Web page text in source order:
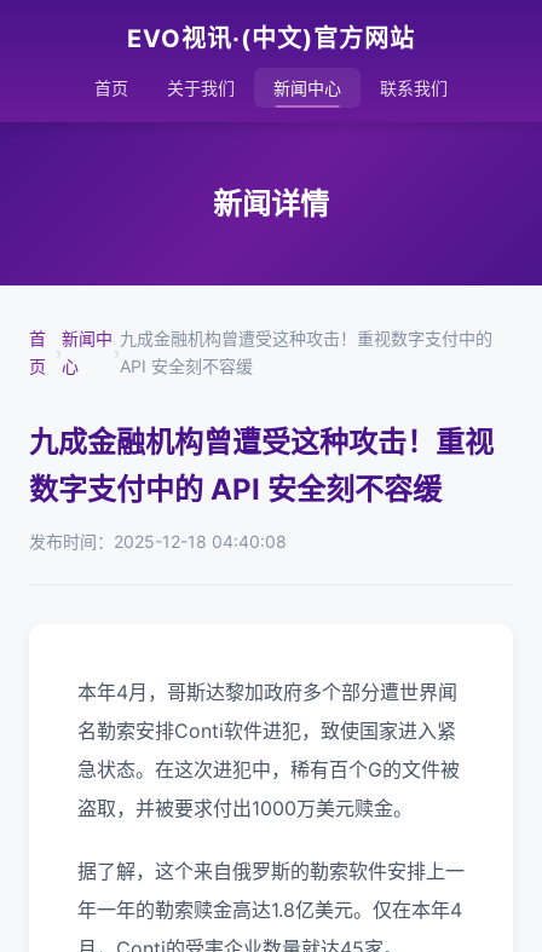
EVO视讯·(中文)官方网站
首页 关于我们 新闻中心 联系我们
新闻详情
首
页
›
新闻中
心
›
九成金融机构曾遭受这种攻击！重视数字支付中的
API 安全刻不容缓
九成金融机构曾遭受这种攻击！重视
数字支付中的 API 安全刻不容缓
发布时间：2025-12-18 04:40:08
本年4月，哥斯达黎加政府多个部分遭世界闻
名勒索安排Conti软件进犯，致使国家进入紧
急状态。在这次进犯中，稀有百个G的文件被
盗取，并被要求付出1000万美元赎金。
据了解，这个来自俄罗斯的勒索软件安排上一
年一年的勒索赎金高达1.8亿美元。仅在本年4